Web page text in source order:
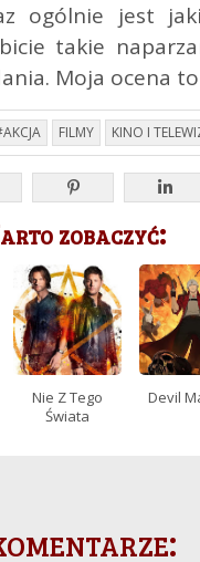
ogólnie jest
takie
Moja ocena
FILMY KINO I
zobaczyć:
Nie Z Tego
Świata
Devil